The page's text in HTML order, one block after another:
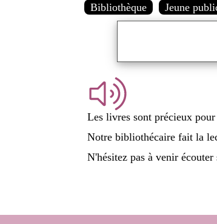
Bibliothèque Jeune
Les livres sont précieux pour
Notre bibliothécaire fait la
N'hésitez pas à venir écouter